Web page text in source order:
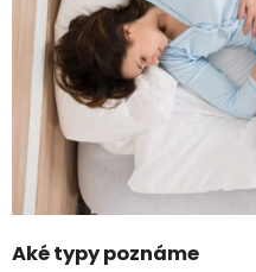
Aké typy poznáme